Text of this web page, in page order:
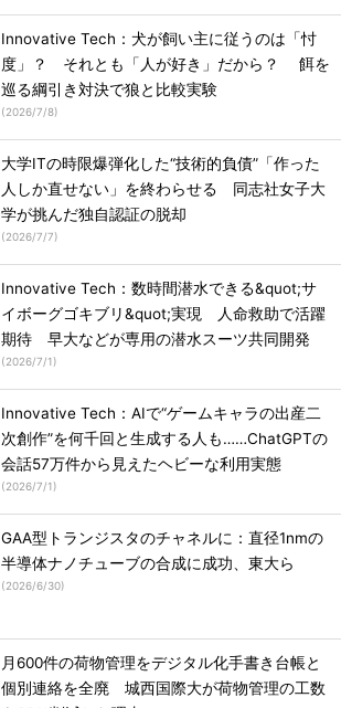
Innovative Tech：犬が飼い主に従うのは「忖
度」？ それとも「人が好き」だから？ 餌を
巡る綱引き対決で狼と比較実験
(2026/7/8)
大学ITの時限爆弾化した“技術的負債”「作った
人しか直せない」を終わらせる 同志社女子大
学が挑んだ独自認証の脱却
(2026/7/7)
Innovative Tech：数時間潜水できる&quot;サ
イボーグゴキブリ&quot;実現 人命救助で活躍
期待 早大などが専用の潜水スーツ共同開発
(2026/7/1)
Innovative Tech：AIで“ゲームキャラの出産二
次創作”を何千回と生成する人も……ChatGPTの
会話57万件から見えたヘビーな利用実態
(2026/7/1)
GAA型トランジスタのチャネルに：直径1nmの
半導体ナノチューブの合成に成功、東大ら
(2026/6/30)
月600件の荷物管理をデジタル化手書き台帳と
個別連絡を全廃 城西国際大が荷物管理の工数